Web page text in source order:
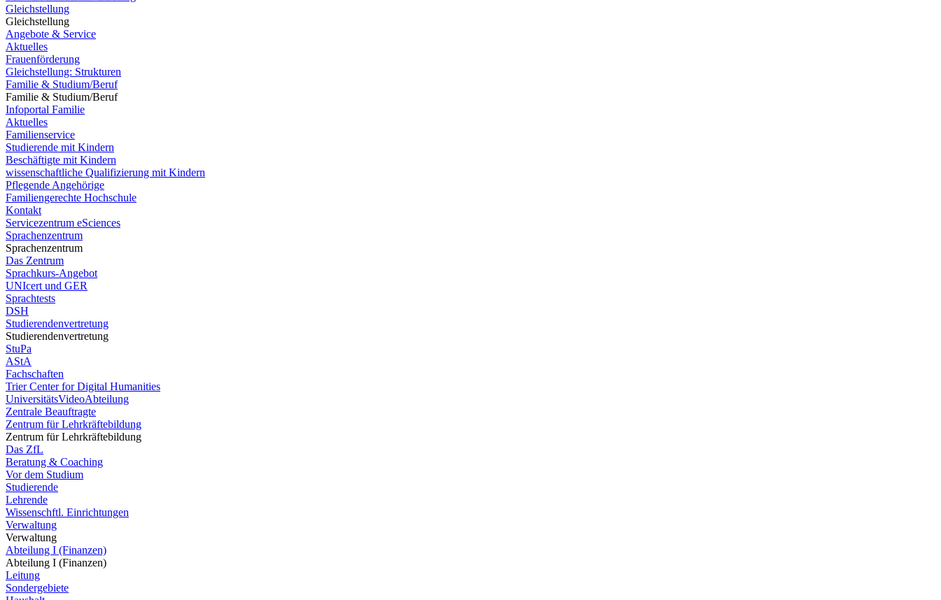
Gleichstellung
Gleichstellung
Angebote & Service
Aktuelles
Frauenförderung
Gleichstellung: Strukturen
Familie & Studium/Beruf
Familie & Studium/Beruf
Infoportal Familie
Aktuelles
Familienservice
Studierende mit Kindern
Beschäftigte mit Kindern
wissenschaftliche Qualifizierung mit Kindern
Pflegende Angehörige
Familiengerechte Hochschule
Kontakt
Servicezentrum eSciences
Sprachenzentrum
Sprachenzentrum
Das Zentrum
Sprachkurs-Angebot
UNIcert und GER
Sprachtests
DSH
Studierendenvertretung
Studierendenvertretung
StuPa
AStA
Fachschaften
Trier Center for Digital Humanities
UniversitätsVideoAbteilung
Zentrale Beauftragte
Zentrum für Lehrkräftebildung
Zentrum für Lehrkräftebildung
Das ZfL
Beratung & Coaching
Vor dem Studium
Studierende
Lehrende
Wissenschftl. Einrichtungen
Verwaltung
Verwaltung
Abteilung I (Finanzen)
Abteilung I (Finanzen)
Leitung
Sondergebiete